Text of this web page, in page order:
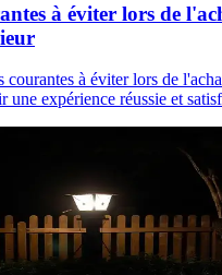
à éviter lors de
courantes à éviter lors de
une expérience réussie et